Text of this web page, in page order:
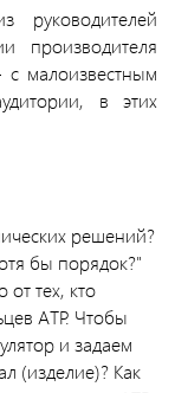
производителя
малоизвестным
в этих
решений?
бы порядок?"
тех, кто
АТР. Чтобы
и задаем
(изделие)? Как